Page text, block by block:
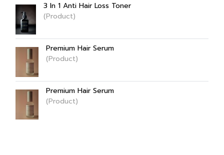
3 In 1 Anti Hair Loss Toner
(Product)
Premium Hair Serum
(Product)
Premium Hair Serum
(Product)